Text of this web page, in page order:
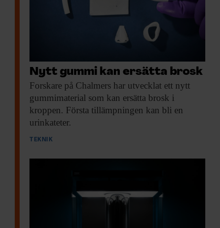
Nytt gummi kan ersätta brosk
Forskare på Chalmers har utvecklat ett nytt
gummimaterial som kan ersätta brosk i
kroppen. Första tillämpningen kan bli en
urinkateter.
TEKNIK